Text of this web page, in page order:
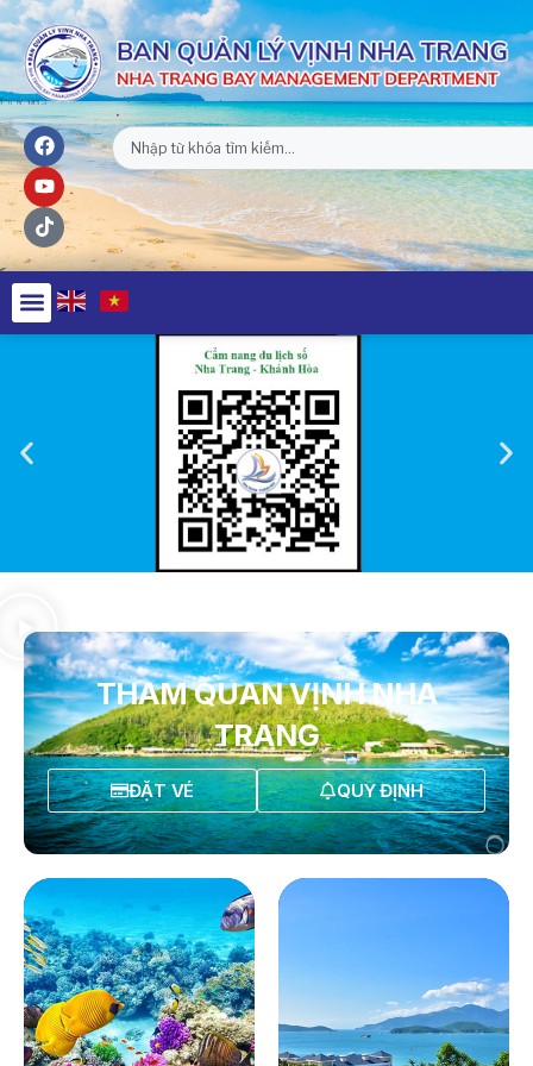
THAM QUAN VỊNH NHA
TRANG
ĐẶT VÉ QUY ĐỊNH